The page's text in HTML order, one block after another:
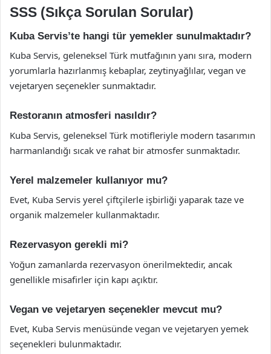
SSS (Sıkça Sorulan Sorular)
Kuba Servis’te hangi tür yemekler sunulmaktadır?
Kuba Servis, geleneksel Türk mutfağının yanı sıra, modern
yorumlarla hazırlanmış kebaplar, zeytinyağlılar, vegan ve
vejetaryen seçenekler sunmaktadır.
Restoranın atmosferi nasıldır?
Kuba Servis, geleneksel Türk motifleriyle modern tasarımın
harmanlandığı sıcak ve rahat bir atmosfer sunmaktadır.
Yerel malzemeler kullanıyor mu?
Evet, Kuba Servis yerel çiftçilerle işbirliği yaparak taze ve
organik malzemeler kullanmaktadır.
Rezervasyon gerekli mi?
Yoğun zamanlarda rezervasyon önerilmektedir, ancak
genellikle misafirler için kapı açıktır.
Vegan ve vejetaryen seçenekler mevcut mu?
Evet, Kuba Servis menüsünde vegan ve vejetaryen yemek
seçenekleri bulunmaktadır.